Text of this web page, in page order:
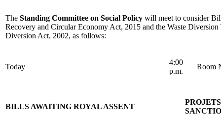
The Standing Committee on Social Policy will meet to consider
Recovery and Circular Economy Act, 2015 and the Waste
Diversion Act, 2002, as follows:
Today
4:00
p.m.
Room
BILLS AWAITING ROYAL ASSENT